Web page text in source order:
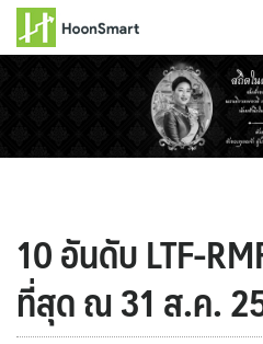
10 อันดับ LTF-
ที่สุด ณ 31 ส.ค.